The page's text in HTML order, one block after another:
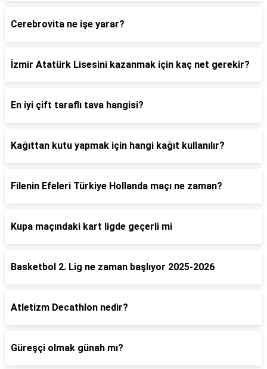
Cerebrovita ne işe yarar?
İzmir Atatürk Lisesini kazanmak için kaç net gerekir?
En iyi çift taraflı tava hangisi?
Kağıttan kutu yapmak için hangi kağıt kullanılır?
Filenin Efeleri Türkiye Hollanda maçı ne zaman?
Kupa maçındaki kart ligde geçerli mi
Basketbol 2. Lig ne zaman başlıyor 2025-2026
Atletizm Decathlon nedir?
Güreşçi olmak günah mı?